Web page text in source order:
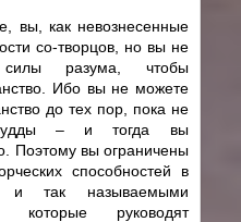
вы, как невознесенные
со-творцов, но вы не
силы разума, чтобы
Ибо вы не можете
до тех пор, пока не
Будды – и тогда вы
Поэтому вы ограничены
способностей в
и так называемыми
которые руководят